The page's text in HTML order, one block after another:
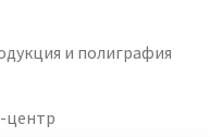
и полиграфия
центр